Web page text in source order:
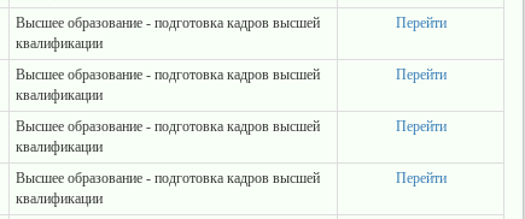
Высшее образование - подготовка кадров высшей
квалификации
Перейти
Высшее образование - подготовка кадров высшей
квалификации
Перейти
Высшее образование - подготовка кадров высшей
квалификации
Перейти
Высшее образование - подготовка кадров высшей
квалификации
Перейти